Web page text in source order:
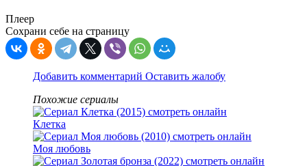
Плеер
Сохрани себе на страницу
Добавить комментарий Оставить жалобу
Похожие сериалы
Клетка
Моя любовь